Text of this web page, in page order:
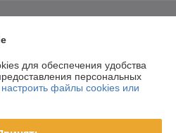
для обеспечения удобства
персональных
файлы cookies или